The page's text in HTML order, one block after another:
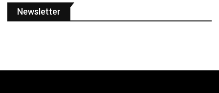
Newsletter